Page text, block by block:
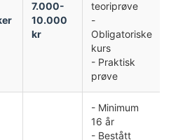
7.000-
10.000
kr
teoriprøve
-
Obligatoriske
kurs
- Praktisk
prøve
- Minimum
16 år
- Bestått